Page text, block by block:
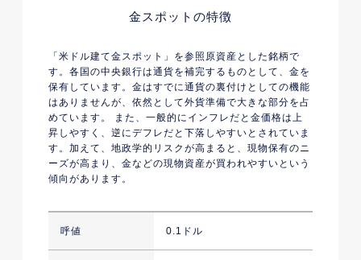
金スポット の特徴
「米ドル建て金スポット」を参照原資産とした銘柄で
す。各国の中央銀行は通貨を補完するものとして、金を
保有しています。金はすでに通貨の裏付けとしての機能
はありませんが、依然として外貨準備で大きな部分を占
めています。 また、一般的にインフレだと金価格は上
昇しやすく、逆にデフレだと下落しやすいとされていま
す。加えて、地政学的リスクが高まると、現物保有のニ
ーズが高まり、金などの現物資産が買われやすいという
傾向があります。
呼値 0.1ドル